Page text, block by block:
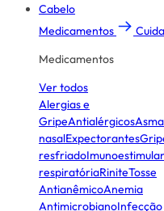
Cabelo
Medicamentos
Medicamentos
Ver todos
Alergias e
GripeAntialérgicosAsma
nasalExpectorantes
resfriado
respiratóriaRiniteTosse
AntianêmicoAnemia
AntimicrobianoInfecção